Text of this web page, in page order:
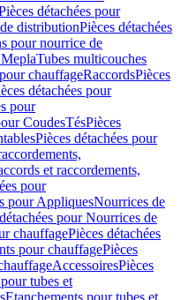
détachées pour
distributionPièces détachées
pour nourrice de
Tubes multicouches
chauffageRaccordsPièces
détachées pour
pour
CoudesTésPièces
Pièces détachées pour
et raccordements,
pour
pour AppliquesNourrices de
pour Nourrices de
chauffagePièces détachées
pour chauffagePièces
AccessoiresPièces
tubes et
Etanchements pour tubes et